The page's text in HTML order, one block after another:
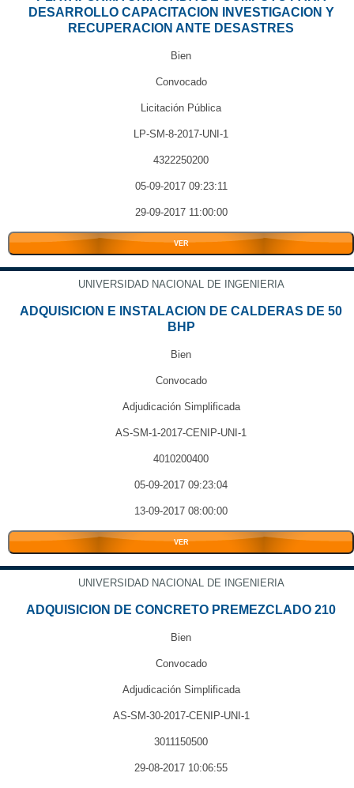
DESARROLLO CAPACITACION INVESTIGACION Y
RECUPERACION ANTE DESASTRES
Bien
Convocado
Licitación Pública
LP-SM-8-2017-UNI-1
4322250200
05-09-2017 09:23:11
29-09-2017 11:00:00
VER
UNIVERSIDAD NACIONAL DE INGENIERIA
ADQUISICION E INSTALACION DE CALDERAS DE 50
BHP
Bien
Convocado
Adjudicación Simplificada
AS-SM-1-2017-CENIP-UNI-1
4010200400
05-09-2017 09:23:04
13-09-2017 08:00:00
VER
UNIVERSIDAD NACIONAL DE INGENIERIA
ADQUISICION DE CONCRETO PREMEZCLADO 210
Bien
Convocado
Adjudicación Simplificada
AS-SM-30-2017-CENIP-UNI-1
3011150500
29-08-2017 10:06:55